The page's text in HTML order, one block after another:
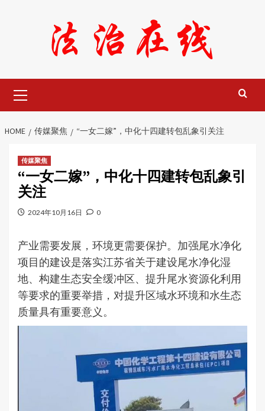
Menu
HOME 传媒聚焦 “一女二嫁”，中化十四建转包乱象引关注
传媒聚焦
“一女二嫁”，中化十四建转包乱象引
关注
2024年10月16日 0
产业需要发展，环境更需要保护。加强尾水净化
项目的建设是落实江苏省关于建设尾水净化湿
地、构建生态安全缓冲区、提升尾水资源化利用
等要求的重要举措，对提升区域水环境和水生态
质量具有重要意义。